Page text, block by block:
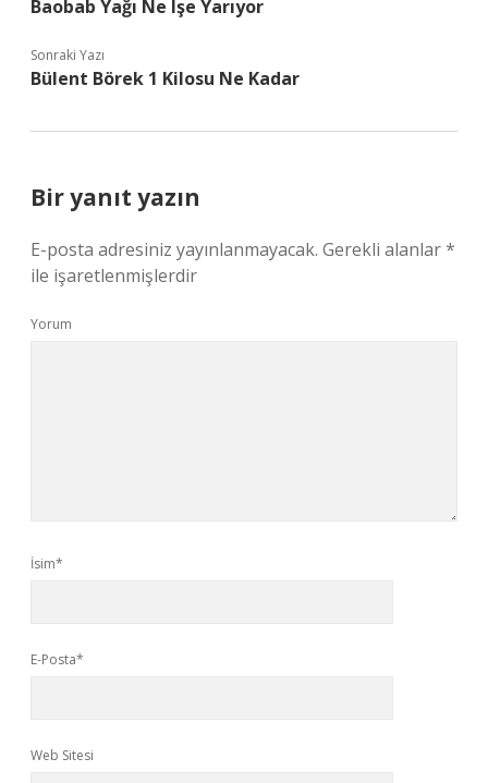
Baobab Yağı Ne Işe Yarıyor
Sonraki Yazı
Bülent Börek 1 Kilosu Ne Kadar
Bir yanıt yazın
E-posta adresiniz yayınlanmayacak. Gerekli alanlar*
ile işaretlenmişlerdir
Yorum
İsim*
E-Posta*
Web Sitesi